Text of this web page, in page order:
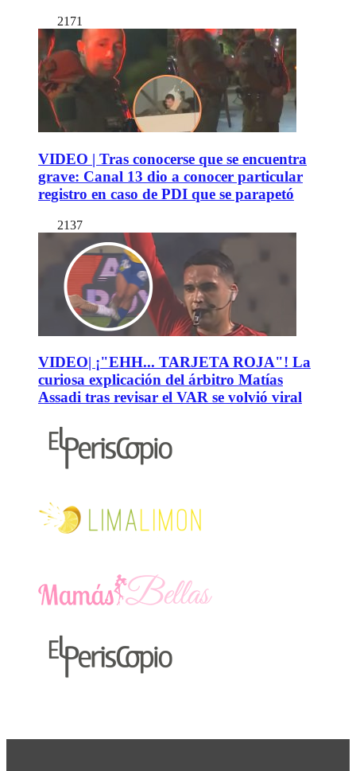
2171
VIDEO | Tras conocerse que se encuentra
grave: Canal 13 dio a conocer particular
registro en caso de PDI que se parapetó
2137
VIDEO| ¡"EHH... TARJETA ROJA"! La
curiosa explicación del árbitro Matías
Assadi tras revisar el VAR se volvió viral